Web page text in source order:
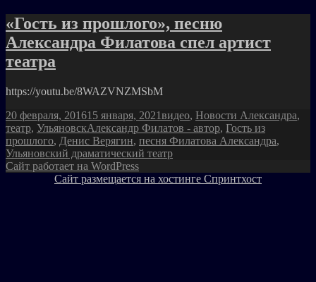
«Гость из прошлого», песню
Александра Филатова спел артист
театра
https://youtu.be/8WAZVNZMSbM
Опубликовано
20 февраля, 201615 января, 2021Рубрики
видео, Новости Александра,
театр, УльяновскМетки
Александр Филатов - автор, Гость из
прошлого, Денис Верягин, песня Филатова Александра,
Ульяновский драматический театр
Сайт работает на WordPress
Сайт размещается на хостинге Спринтхост